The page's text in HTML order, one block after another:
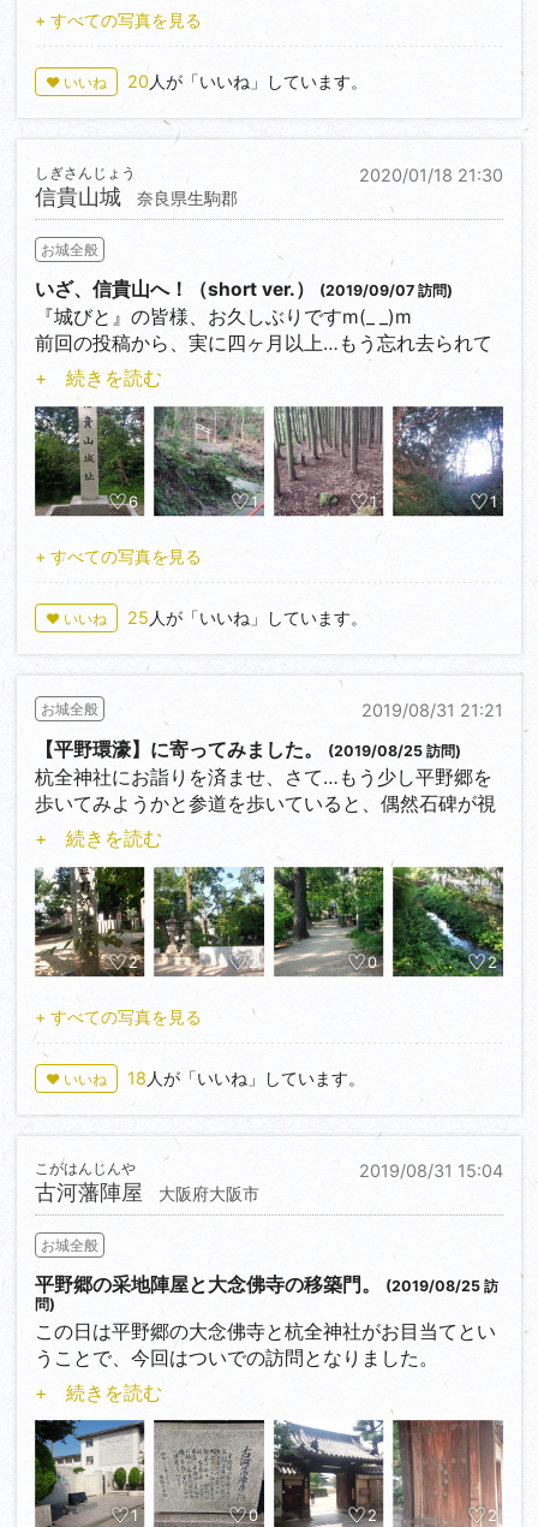
は道がかなり狭いところが多く、日も落ちてしまった
ため泣く泣く断念…。
結果、城跡（郭群）は南北250m、東西200mの尾根上
西40mの規模（なんと城全体の1/4！）で播磨北西部
では最大級を誇ること、主郭周囲に配された40余りの
方形郭群を通路（犬走り）が取り囲む特殊な構造であ
ること、更に北西の傾斜面の3つの尾根に多数の畝状
竪堀群が配されていることなどが確認されました。
これらの測量成果に基づき主郭の一部が発掘調査され
ましたが、残念ながら建物遺構は検出されなかったそ
うです。
実際に行ってみると、まず九合目あたりに腰郭があ
り、東側の眺望が見事です！
清流揖保川を眼下に見下ろし、揖保川を挟んで対岸に
は、秀吉が宍粟攻めの手始めに攻略した聖山城跡があ
ります。
聖山城を落とした秀吉はここを宍粟攻めの本陣とし、
長水城及び篠の丸城攻略の指揮を執ったそうです。
腰郭から少し登れば、いよいよ主郭です。
第一印象はとにかく「広い！」。まるで方形館の様相
です。虎口や土塁、そして北側に展開された郭群の遺
ょうか…主郭全体の発掘調査はまだのようですので、
西側には二の郭があり、こちらは北、西、南の眺望が
利きます。北には長水城、南には山崎の町を一望でき
ます。西は山林に隠れて見づらいですが、三段の深い
堀切が尾根をしっかり遮断しています。
二の郭から北の斜面を、少し崩れて見づらいですが畝
状竪堀がビッシリと掘られています。
この方向にあるのはなんと、味方であるはずの宇野氏
の本城である長水城です。
『仮想の敵』は誰なのか？？私は織田方でも毛利方で
もなく、長水城主である宇野政頼であると考えていま
す。
が、天正二年（1574）に政頼が父子の不和に起因する
確執の末に満景を廃嫡の上殺害するという事件があり
ました。
もしこの大規模な竪堀を満景が掘らせたのだとした
ら…なんとなく自然な流れに思える気がするのです
また、城域をぐるりと取り囲む犬走りも見所の一つで
す。確かに、こういった構造は案外珍しいかもしれま
せん。
とまぁ見所たっぷりの篠の丸城、是非訪れてみてくだ
さい。城好きならきっと楽しめますよ！
宍粟市の山崎城（山崎陣屋）、ようやく訪れることが
できました！
『宍粟』と書いて『しそう』と読みます。読めねーよ
って方もいらっしゃるのではないでしょうか(笑)。
『篠の丸城』です。
天正八年（1580）羽柴秀吉の宍粟攻めによって落城
後、神子田正治、黒田孝高（『軍師官兵衛』でもこの
あたりが描かれてましたね）、木下勝俊（長蕭子）が
城主となりました。
木下勝俊時代の天正十五年（1587）に篠の丸城の南側
の山麓に広がる鹿沢の地に城を移し、宍粟における新
たな統治の中心としました。
鹿沢の地は、揖保川と菅野川に挟まれた河岸段丘上に
あり、築城に適した土地です。
本格的な築城が始まったのは元和元年（1615）。当時
の姫路城主池田輝政の子輝澄が山崎三万八千石で入封
した時です。
河岸段丘上の南端に本丸、その東に二の丸、西側に下
を引いた内堀と中堀が巡らされ、その北側には大手口
と武家屋敷街、更に外堀を挟んだ北側には城下町と寺
町が形成されました。
しかし幕府の意向もあってか城は未完成のままに終わ
り、旧本丸に新たに陣屋の設置が許されたのも本多氏
が一万石で入封した延宝七年（1679）以降のことだっ
たそうです。
本多氏の治世は九代、明治まで続きました。
廃藩後は二の丸跡に学校が設置され、下屋敷跡に市民
会館が建つなど当時の面影を探るのは一見難しいです
が、街角の所々に『大手口』や『中堀跡』などの石碑
や説明板が建ち、また町割りも当時からそんなに変わ
っていないために、地図などを片手に当時を想像しな
がら歩けるように整備されています。
また、本丸跡は本多公園として保存され、幕末期の建
築という表門の役割を果たした紙屋門や角櫓台、また
北側にも当時のものと思われる石垣や堀の名残である
水路が残り、当時の城郭を想像することができます。
城跡だけでなく、寺町や古い町並みも良く残ってお
り、思っていた以上に楽しめました。
マイカーでないとなかなか行けないところですが、こ
ちらもオススメです。
+ すべての写真を見る
♥ いいね 20人が「いいね」しています。
2020/01/18 21:30
信貴山城
しぎさんじょう
奈良県生駒郡
お城全般
いざ、信貴山へ！（short ver.） (2019/09/07 訪問)
『城びと』の皆様、お久しぶりですm(_ _)m
前回の投稿から、実に四ヶ月以上…もう忘れ去られて
いるかもしれませんが、今年もどうぞ宜しくお願いし
ますm(__)m
さて、本年一発目の投稿は、昨年9月に登城した信貴
山城です。
信貴山城といえば、『稀代の梟雄』松永弾正久秀の居
今回は初めての信貴山。
信貴山は元々聖徳太子が物部氏との戦（丁未の役）に
臨み戦勝祈願をして以来、今日まで一千四百年以上
人々の信仰を集め続ける朝護孫子寺の境内でありま
信貴山城を最初に築城した（古代山城の高安城を利用
したとも？）のは南北朝時代、楠木正成といわれてい
ますが真偽は不明。戦国時代に木沢長政が信貴山上に
築城し、永禄二年（1559）に松永久秀が大改修しまし
た。
信貴山頂（雄嶽）を本丸（三層の天守？）として、大
和國を牽制するかのように山頂から尾根を中心に扇状
に無数の郭群を展開し、雌嶽や朝護孫子寺も取り込ん
だ大城郭だったようです。
織田信長によって落城したのは天正五年（1577）。久
秀による大改修から18年後の事でした。
先に書いておきますが…すみません、朝護孫子寺を
隅々まで堪能し過ぎました（汗）。
山頂へ向かおうとしている時間はすでに午後3時を過
ぎていましたので、急いで本堂近くの虚空蔵堂横から
の石段から、山頂の空鉢護法堂を目指しました。
約700mの九十九折れの山道を登り詰め、山頂に近づ
くにつれて郭跡らしき平坦地が所々にあります。
途中、雌嶽方面に別れる山道がありますので、まずは
そちらへ。結構すぐに雌嶽山頂に着きます。
山頂には小規模ながら細長く明瞭な郭跡を見ることが
できます。
そして山頂へ。空鉢護法堂の手前、一段下がったとこ
ろに石碑と説明板が設置されています。
山頂の空鉢護法堂一帯が本丸、そして久秀が平蜘蛛の
茶釜とともに自ら爆死したという三層の天守があった
とされるところです。
+ 続きを読む
6 1 1 1
+ すべての写真を見る
♥ いいね 25 人が「いいね」しています。
2019/08/31 21:21
お城全般
【平野環濠】に寄ってみました。 (2019/08/25 訪問)
杭全神社にお詣りを済ませ、さて…もう少し平野郷を
歩いてみようかと参道を歩いていると、偶然石碑が視
界に飛び込んでまいりました。
その石碑には『平野環濠跡』と書かれておりました。
平野郷は平安時代初期頃に坂上田村麿の子である広野
麿が平野の地を荘園として賜り居住したのが始まり
で、大治二年（1127）に大念佛寺が建立されると寺内
た。応仁の乱や戦国時代の争乱に巻き込まれたりした
ために、平野の人達は自衛のために町の周囲を水濠と
土塁で囲んで防御としました。
水濠にはいくつか他の用途を兼ねており、平野川と接
続しているために柏原方面などへの水運を確保する目
あったそうです。
大坂の陣で町の大半を焼失しましたが、江戸時代に入
り平和な世の中になると町も復興。平野郷はますます
発展しましたが、水濠と土塁はその必要性が薄れてゆ
き、時代とともに次第に埋められていったものと思わ
れます。
今では杭全神社の境内近くに水濠と土塁が残っている
のみです。
しかし周囲は住宅街。市街地化が進んでいる中、水濠
の幅もおそらく狭くなっていると思いますが、逆によ
くこれだけでも残っていてくれたなと思います。
また、今回は行ってませんが、平野公園・三十歩神社
境内に土塁が残っているそうです。行けばよかった…
+ 続きを読む
2 2 0 2
+ すべての写真を見る
♥ いいね 18 人が「いいね」しています。
2019/08/31 15:04
古河藩陣屋
こがはんじんや
大阪府大阪市
お城全般
平野郷の采地陣屋と大念佛寺の移築門。
(2019/08/25 訪
問)
この日は平野郷の大念佛寺と杭全神社がお目当てとい
うことで、今回はついでの訪問となりました。
杭全神社のお隣の市立平野小学校一帯がその跡地で
す。
天明年間(1781年～1789年)に時の下総古河藩主である
土井利厚が、古河藩が領していた平野郷の領地の管理
の為に築いた、所謂『采地陣屋』です。
+ 続きを読む
1 0 2 2